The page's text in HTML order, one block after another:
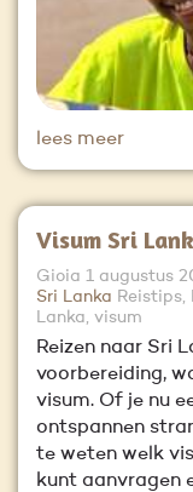
lees meer
Visum Sri
Gioia 1 augustus
Sri Lanka Reistips,
Lanka, visum
Reizen naar Sri
voorbereiding,
visum. Of je nu
ontspannen
te weten welk
kunt aanvragen